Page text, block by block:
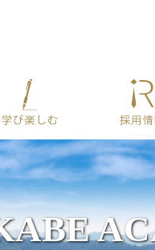
事例 学び楽しむ